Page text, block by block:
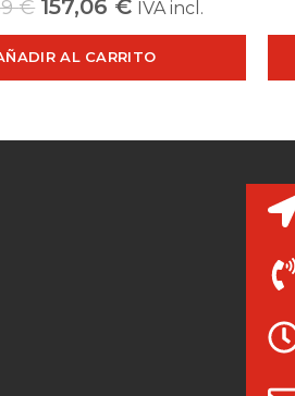
€ 157,06 € IVA incl.
AL CARRITO